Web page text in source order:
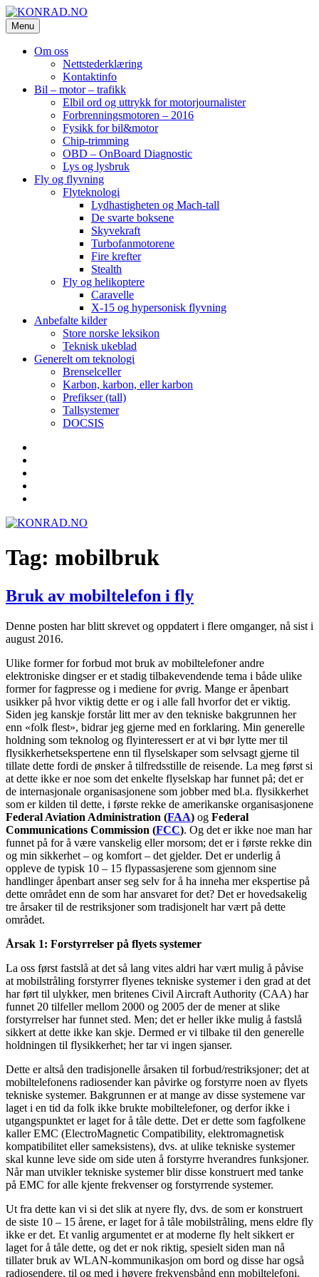
Skip
to
content
KONRAD.NO
konrad-web – konrad-blogg – Konrad AS
Menu
Om oss
Nettstederklæring
Kontaktinfo
Bil – motor – trafikk
Elbil ord og uttrykk for motorjournalister
Forbrenningsmotoren – 2016
Fysikk for bil&motor
Chip-trimming
OBD – OnBoard Diagnostic
Lys og lysbruk
Fly og flyvning
Flyteknologi
Lydhastigheten og Mach-tall
De svarte boksene
Skyvekraft
Turbofanmotorene
Fire krefter
Stealth
Fly og helikoptere
Caravelle
X-15 og hypersonisk flyvning
Anbefalte kilder
Store norske leksikon
Teknisk ukeblad
Generelt om teknologi
Brenselceller
Karbon, karbon, eller karbon
Prefikser (tall)
Tallsystemer
DOCSIS
Tag: mobilbruk
Bruk av mobiltelefon i fly
Denne posten har blitt skrevet og oppdatert i flere omganger, nå sist i
august 2016.
Ulike former for forbud mot bruk av mobiltelefoner andre
elektroniske dingser er et stadig tilbakevendende tema i både ulike
former for fagpresse og i mediene for øvrig. Mange er åpenbart
usikker på hvor viktig dette er og i alle fall hvorfor det er viktig.
Siden jeg kanskje forstår litt mer av den tekniske bakgrunnen her
enn «folk flest», bidrar jeg gjerne med en forklaring. Min generelle
holdning som teknolog og flyinteressert er at vi bør lytte mer til
flysikkerhetsekspertene enn til flyselskaper som selvsagt gjerne til
tillate dette fordi de ønsker å tilfredsstille de reisende. La meg først si
at dette ikke er noe som det enkelte flyselskap har funnet på; det er
de internasjonale organisasjonene som jobber med bl.a. flysikkerhet
som er kilden til dette, i første rekke de amerikanske organisasjonene
Federal Aviation Administration (FAA) og Federal
Communications Commission (FCC). Og det er ikke noe man har
funnet på for å være vanskelig eller morsom; det er i første rekke din
og min sikkerhet – og komfort – det gjelder. Det er underlig å
oppleve de typisk 10 – 15 flypassasjerene som gjennom sine
handlinger åpenbart anser seg selv for å ha inneha mer ekspertise på
dette området enn de som har ansvaret for det? Det er hovedsakelig
tre årsaker til de restriksjoner som tradisjonelt har vært på dette
området.
Årsak 1: Forstyrrelser på flyets systemer
La oss først fastslå at det så lang vites aldri har vært mulig å påvise
at mobilstråling forstyrrer flyenes tekniske systemer i den grad at det
har ført til ulykker, men britenes Civil Aircraft Authority (CAA) har
funnet 20 tilfeller mellom 2000 og 2005 der de mener at slike
forstyrrelser har funnet sted. Men; det er heller ikke mulig å fastslå
sikkert at dette ikke kan skje. Dermed er vi tilbake til den generelle
holdningen til flysikkerhet; her tar vi ingen sjanser.
Dette er altså den tradisjonelle årsaken til forbud/restriksjoner; det at
mobiltelefonens radiosender kan påvirke og forstyrre noen av flyets
tekniske systemer. Bakgrunnen er at mange av disse systemene var
laget i en tid da folk ikke brukte mobiltelefoner, og derfor ikke i
utgangspunktet er laget for å tåle dette. Det er dette som fagfolkene
kaller EMC (ElectroMagnetic Compatibility, elektromagnetisk
kompatibilitet eller sameksistens), dvs. at ulike tekniske systemer
skal kunne leve side om side uten å forstyrre hverandres funksjoner.
Når man utvikler tekniske systemer blir disse konstruert med tanke
på EMC for alle kjente frekvenser og forstyrrende systemer.
Ut fra dette kan vi si det slik at nyere fly, dvs. de som er konstruert
de siste 10 – 15 årene, er laget for å tåle mobilstråling, mens eldre fly
ikke er det. Et vanlig argumentet er at moderne fly helt sikkert er
laget for å tåle dette, og det er nok riktig, spesielt siden man nå
tillater bruk av WLAN-kommunikasjon om bord og disse har også
radiosendere, til og med i høyere frekvensbånd enn mobiltelefoni.